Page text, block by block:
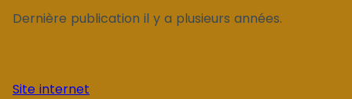
Dernière publication il y a plusieurs années.
Site internet